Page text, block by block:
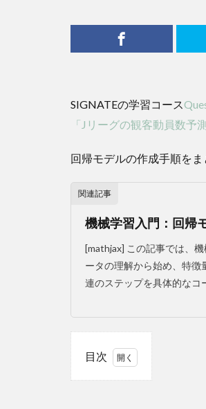
SIGNATEの学習コース
「Jリーグの観客動員数予測
回帰モデルの作成手順を
関連記事
機械学習入門：回帰
[mathjax] この記事では、
ータの理解から始め、特
連のステップを具体的な
目次